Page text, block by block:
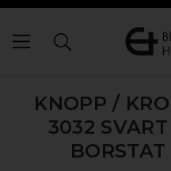
KNOPP /
3032